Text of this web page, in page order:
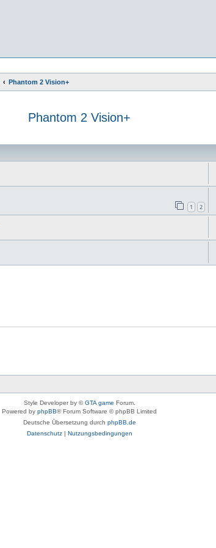
Phantom 2 Vision+
Phantom 2 Vision+
1 2
Style Developer by ©GTA game Forum.
Powered by phpBB® Forum Software © phpBB Limited
Deutsche Übersetzung durch phpBB.de
Datenschutz| Nutzungsbedingungen